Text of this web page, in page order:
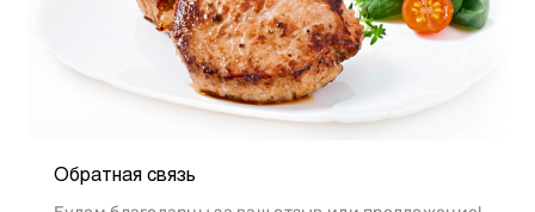
Обратная связь